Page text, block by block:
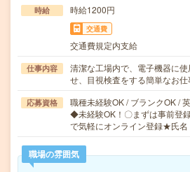
時給 時給1200円
交通費
交通費規定内支給
仕事内容
清潔な工場内で、電子機器に
せ、目視検査をする簡単なお
応募資格
職種未経験OK / ブランクOK /
◆未経験OK！〇まずは事前登
で気軽にオンライン登録★氏
職場の雰囲気